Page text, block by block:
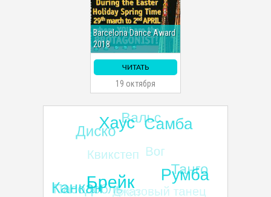
Barcelona Dance Award
2018
ЧИТАТЬ
19 октября